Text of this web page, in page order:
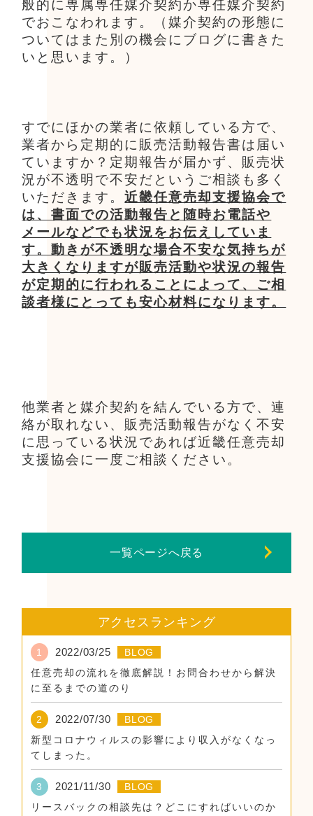
般的に専属専任媒介契約か専任媒介契約
でおこなわれます。（媒介契約の形態に
ついてはまた別の機会にブログに書きた
いと思います。）
すでにほかの業者に依頼している方で、
業者から定期的に販売活動報告書は届い
ていますか？定期報告が届かず、販売状
況が不透明で不安だというご相談も多く
いただきます。近畿任意売却支援協会で
は、書面での活動報告と随時お電話や
メールなどでも状況をお伝えしていま
す。動きが不透明な場合不安な気持ちが
大きくなりますが販売活動や状況の報告
が定期的に行われることによって、ご相
談者様にとっても安心材料になります。
他業者と媒介契約を結んでいる方で、連
絡が取れない、販売活動報告がなく不安
に思っている状況であれば近畿任意売却
支援協会に一度ご相談ください。
一覧ページへ戻る
アクセスランキング
1 2022/03/25
BLOG
任意売却の流れを徹底解説！お問合わせから解決
に至るまでの道のり
2 2022/07/30
BLOG
新型コロナウィルスの影響により収入がなくなっ
てしまった。
3 2021/11/30
BLOG
リースバックの相談先は？どこにすればいいのか